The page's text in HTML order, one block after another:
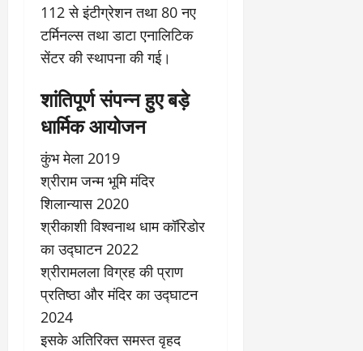
112 से इंटीग्रेशन तथा 80 नए
टर्मिनल्स तथा डाटा एनालिटिक
सेंटर की स्थापना की गई।
शांतिपूर्ण संपन्न हुए बड़े
धार्मिक आयोजन
कुंभ मेला 2019
श्रीराम जन्म भूमि मंदिर
शिलान्यास 2020
श्रीकाशी विश्वनाथ धाम कॉरिडोर
का उद्घाटन 2022
श्रीरामलला विग्रह की प्राण
प्रतिष्ठा और मंदिर का उद्घाटन
2024
इसके अतिरिक्त समस्त वृहद